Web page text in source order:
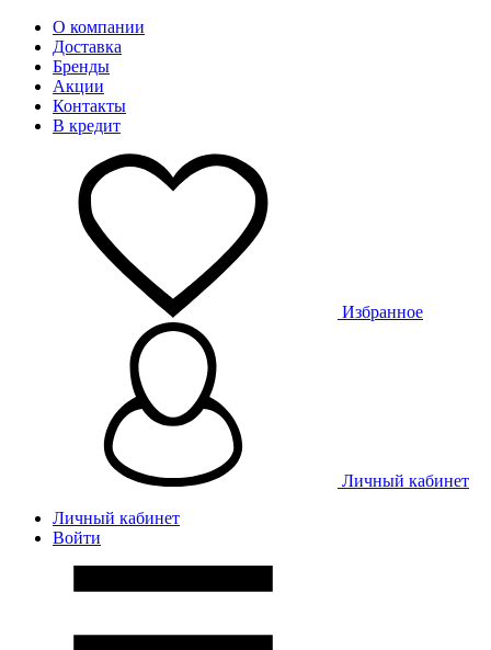
О компании
Доставка
Бренды
Акции
Контакты
В кредит
Избранное
Личный кабинет
Личный кабинет
Войти